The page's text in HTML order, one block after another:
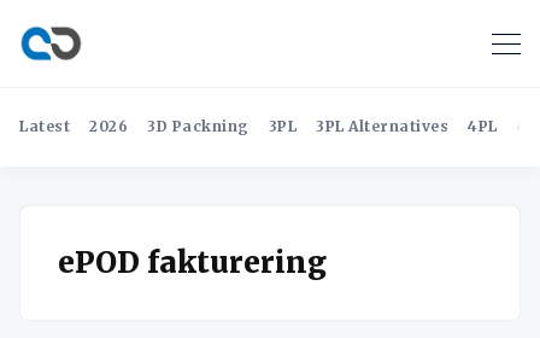
Latest 2026 3D Packning 3PL 3PL Alternatives 4PL
ePOD fakturering